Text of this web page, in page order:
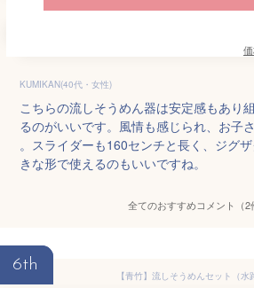
KUMIKAN(40代・女性)
こちらの流しそうめん器は安定感もあり
るのがいいです。風情も感じられ、お子
。スライダーも160センチと長く、ジグ
きな形で使えるのもいいですね。
全てのおすすめコメント（2
6th
【青竹】流しそうめんセット（水